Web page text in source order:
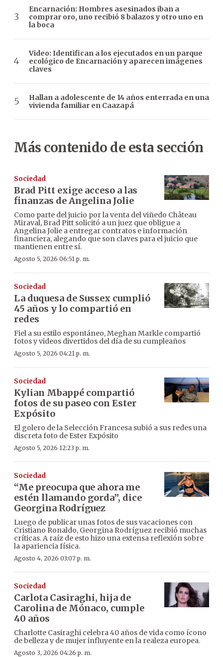
Encarnación: Hombres asesinados iban a
comprar oro, uno recibió 8 balazos y otro uno en
la boca
Video: Identifican a los ejecutados en un parque
ecológico de Encarnación y aparecen imágenes
claves
Hallan a adolescente de 14 años enterrada en una
vivienda familiar en Caazapá
Más contenido de esta sección
Sociedad
Brad Pitt exige acceso a las
finanzas de Angelina Jolie
Como parte del juicio por la venta del viñedo Château
Miraval, Brad Pitt solicitó a un juez que obligue a
Angelina Jolie a entregar contratos e información
financiera, alegando que son claves para el juicio que
mantienen entre sí.
Agosto 5, 2026 06:51 p. m.
Sociedad
La duquesa de Sussex cumplió
45 años y lo compartió en
redes
Fiel a su estilo espontáneo, Meghan Markle compartió
fotos y videos divertidos del día de su cumpleaños
Agosto 5, 2026 04:21 p. m.
Sociedad
Kylian Mbappé compartió
fotos de su paseo con Ester
Expósito
El golero de la Selección Francesa subió a sus redes una
discreta foto de Ester Expósito
Agosto 5, 2026 12:23 p. m.
Sociedad
“Me preocupa que ahora me
estén llamando gorda”, dice
Georgina Rodríguez
Luego de publicar unas fotos de sus vacaciones con
Cristiano Ronaldo, Georgina Rodríguez recibió muchas
críticas. A raíz de esto hizo una extensa reflexión sobre
la apariencia física.
Agosto 4, 2026 03:07 p. m.
Sociedad
Carlota Casiraghi, hija de
Carolina de Mónaco, cumple
40 años
Charlotte Casiraghi celebra 40 años de vida como ícono
de belleza y de mujer influyente en la realeza europea.
Agosto 3, 2026 04:26 p. m.